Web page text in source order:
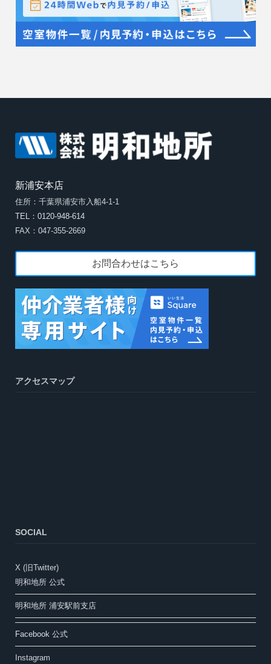
新浦安本店
住所：千葉県浦安市入船4-1-1
TEL：0120-948-614
FAX：047-355-2669
お問合わせはこちら
アクセスマップ
SOCIAL
X (旧Twitter)
明和地所 公式
明和地所 浦安駅前支店
Facebook 公式
Instagram